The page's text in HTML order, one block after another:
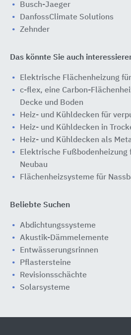
Busch-Jaeger
DanfossClimate Solutions
Zehnder
Das könnte Sie auch
Elektrische Flächenheizung
c-flex, eine Carbon-
Decke und Boden
Heiz- und Kühldecken für
Heiz- und Kühldecken in
Heiz- und Kühldecken als
Elektrische Fußbodenheizung
Neubau
Flächenheizsysteme für
Beliebte Suchen
Abdichtungssysteme
Akustik-Dämmelemente
Entwässerungsrinnen
Pflastersteine
Revisionsschächte
Solarsysteme